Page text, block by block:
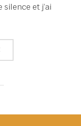
silence et j’ai
« VOYAGE EN PAYS